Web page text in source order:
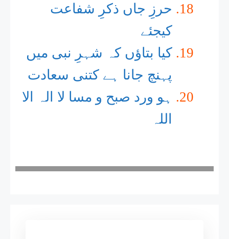
حرزِ جاں ذکرِ شفاعت
کیجئے
کیا بتاؤں کہ شہرِ نبی میں
پہنچ جانا ہے کتنی سعادت
ہو ورد صبح و مسا لا الہ الا
اللہ